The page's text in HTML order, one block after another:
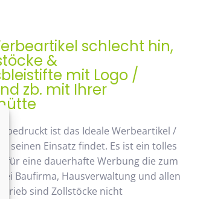
schlecht hin,
&
mit Logo /
zb. mit Ihrer
bedruckt ist das Ideale Werbeartikel /
seinen Einsatz findet. Es ist ein tolles
für eine dauerhafte Werbung die zum
Baufirma, Hausverwaltung und allen
sind Zollstöcke nicht